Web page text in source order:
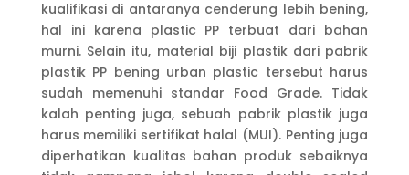
kualifikasi di antaranya cenderung lebih bening,
hal ini karena plastic PP terbuat dari bahan
murni. Selain itu, material biji plastik dari pabrik
plastik PP bening urban plastic tersebut harus
sudah memenuhi standar Food Grade. Tidak
kalah penting juga, sebuah pabrik plastik juga
harus memiliki sertifikat halal (MUI). Penting juga
diperhatikan kualitas bahan produk sebaiknya